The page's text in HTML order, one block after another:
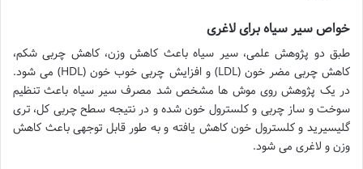
خواص سیر سیاه برای لاغری
طبق دو پژوهش علمی، سیر سیاه باعث کاهش وزن، کاهش چربی شکم،
کاهش چربی مضر خون (LDL) و افزایش چربی خوب خون (HDL) می شود.
در یک پژوهش روی موش ها مشخص شد مصرف سیر سیاه باعث تنظیم
سوخت و ساز چربی و کلسترول خون شده و در نتیجه سطح چربی کل، تری
گلیسیرید و کلسترول خون کاهش یافته و به طور قابل توجهی باعث کاهش
وزن و لاغری می شود.